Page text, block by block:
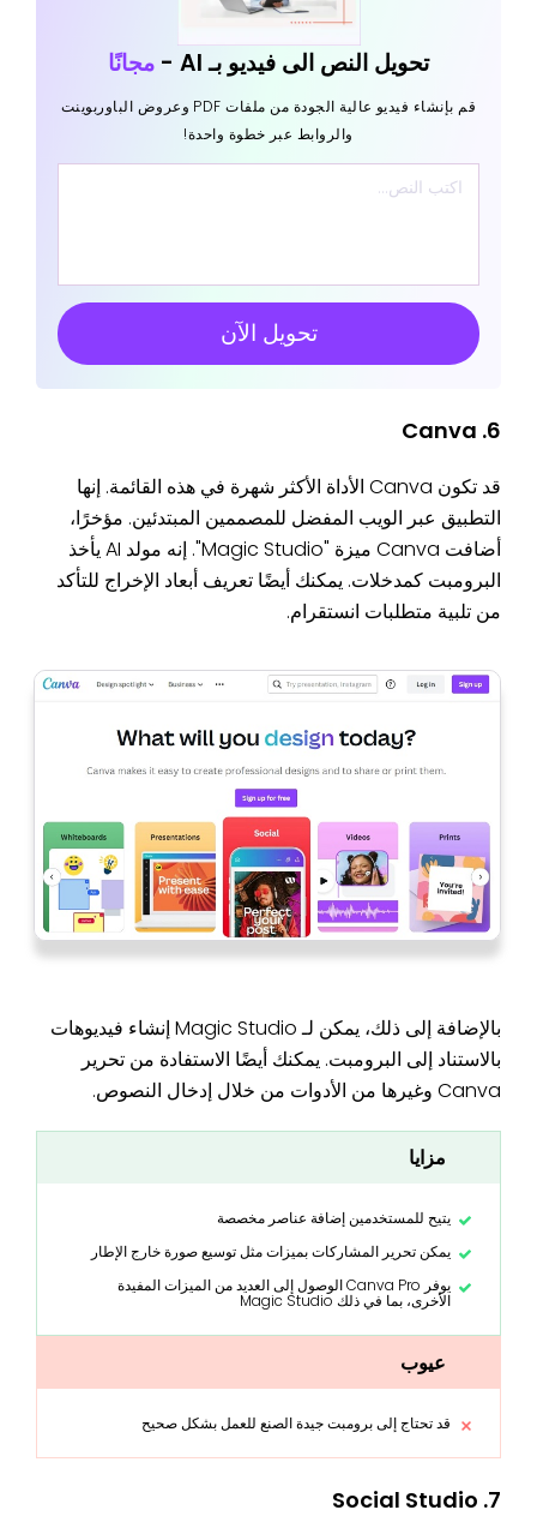
تحويل النص الى فيديو بـ AI - مجانًا
قم بإنشاء فيديو عالية الجودة من ملفات PDF وعروض الباوربوينت
والروابط عبر خطوة واحدة!
تحويل الآن
6. Canva
قد تكون Canva الأداة الأكثر شهرة في هذه القائمة. إنها
التطبيق عبر الويب المفضل للمصممين المبتدئين. مؤخرًا،
أضافت Canva ميزة "Magic Studio". إنه مولد AI يأخذ
البرومبت كمدخلات. يمكنك أيضًا تعريف أبعاد الإخراج للتأكد
من تلبية متطلبات انستقرام.
بالإضافة إلى ذلك، يمكن لـ Magic Studio إنشاء فيديوهات
بالاستناد إلى البرومبت. يمكنك أيضًا الاستفادة من تحرير
Canva وغيرها من الأدوات من خلال إدخال النصوص.
مزايا
يتيح للمستخدمين إضافة عناصر مخصصة
يمكن تحرير المشاركات بميزات مثل توسيع صورة خارج الإطار
يوفر Canva Pro الوصول إلى العديد من الميزات المفيدة
الأخرى، بما في ذلك Magic Studio
عيوب
قد تحتاج إلى برومبت جيدة الصنع للعمل بشكل صحيح
7. Social Studio